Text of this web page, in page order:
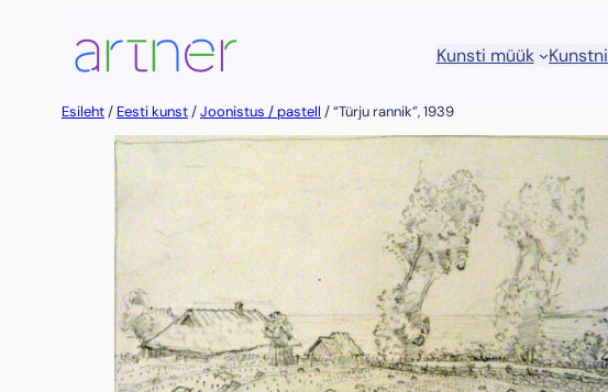
Kunsti müük
Esileht/ Eesti kunst/Joonistus / pastell / “Türju rannik”, 1939